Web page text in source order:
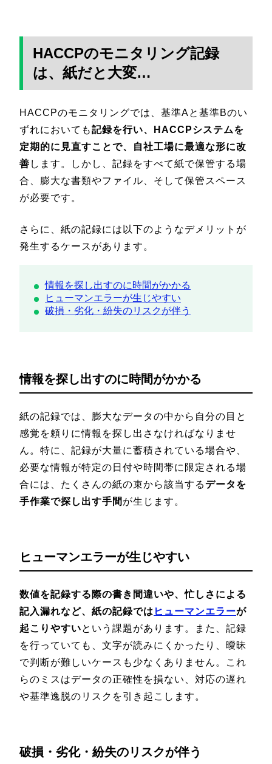
HACCPのモニタリング記録
は、紙だと大変…
HACCPのモニタリングでは、基準Aと基準Bのい
ずれにおいても記録を行い、HACCPシステムを
定期的に見直すことで、自社工場に最適な形に改
善 します。しかし、記録をすべて紙で保管する場
合、膨大な書類やファイル、そして保管スペース
が必要です。
さらに、紙の記録には以下のようなデメリットが
発生するケースがあります。
情報を探し出すのに時間がかかる
ヒューマンエラーが生じやすい
破損・劣化・紛失のリスクが伴う
情報を探し出すのに時間がかかる
紙の記録では、膨大なデータの中から自分の目と
感覚を頼りに情報を探し出さなければなりませ
ん。特に、記録が大量に蓄積されている場合や、
必要な情報が特定の日付や時間帯に限定される場
合には、たくさんの紙の束から該当するデータを
手作業で探し出す手間 が生じます。
ヒューマンエラーが生じやすい
数値を記録する際の書き間違いや、忙しさによる
記入漏れなど、紙の記録では ヒューマンエラーが
起こりやすいという課題があります。また、記録
を行っていても、文字が読みにくかったり、曖昧
で判断が難しいケースも少なくありません。これ
らのミスはデータの正確性を損ない、対応の遅れ
や基準逸脱のリスクを引き起こします。
破損・劣化・紛失のリスクが伴う